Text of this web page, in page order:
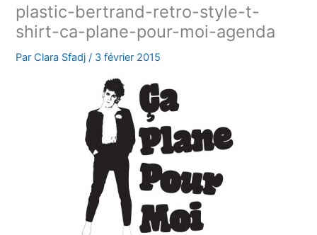
plastic-bertrand-retro-style-t-
shirt-ca-plane-pour-moi-agenda
ParClara Sfadj / 3 février 2015